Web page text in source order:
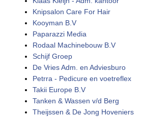
Knipsalon Care For Hair
Kooyman B.V
Paparazzi Media
Rodaal Machinebouw B.V
Schijf Groep
De Vries Adm. en Adviesburo
Petrra - Pedicure en voetreflex
Takii Europe B.V
Tanken & Wassen v/d Berg
Theijssen & De Jong Hoveniers